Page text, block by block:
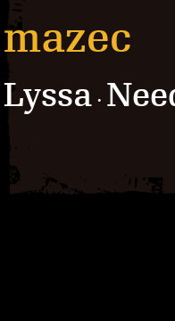
mazec
Lyssa ·